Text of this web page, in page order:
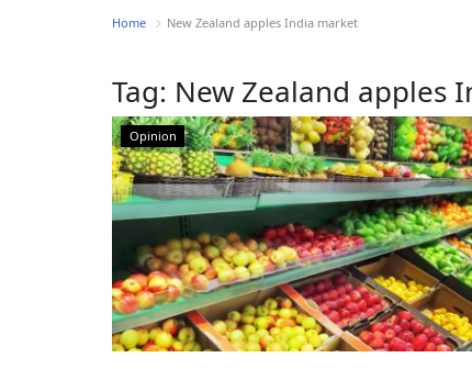
Home New Zealand apples India market
Tag: New Zealand apples
Opinion